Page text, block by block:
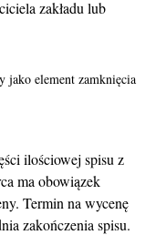
zakładu lub
jako element zamknięcia
ilościowej spisu z
ma obowiązek
Termin na wycenę
zakończenia spisu.